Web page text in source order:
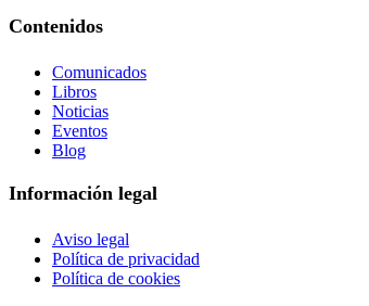
Contenidos
Comunicados
Libros
Noticias
Eventos
Blog
Información legal
Aviso legal
Política de privacidad
Política de cookies